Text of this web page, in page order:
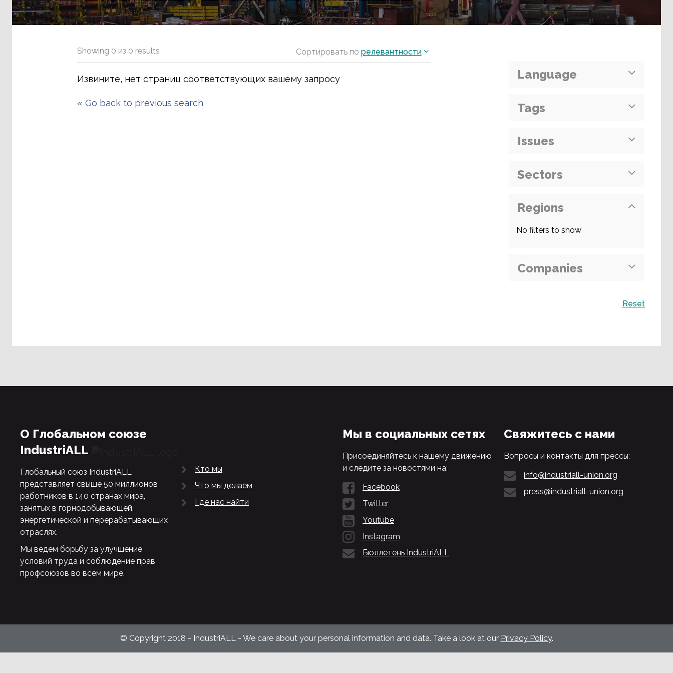
Showing 0 из 0 results Сортировать по релевантности
Извините, нет страниц соответствующих вашему запросу
«Go back to previous search
Language
Tags
Issues
Sectors
Regions
No filters to show
Companies
Reset
О Глобальном союзе
IndustriALL
Глобальный союз IndustriALL
представляет свыше 50 миллионов
работников в 140 странах мира,
занятых в горнодобывающей,
энергетической и перерабатывающих
отраслях.
Мы ведем борьбу за улучшение
условий труда и соблюдение прав
профсоюзов во всем мире.
Кто мы
Что мы делаем
Где нас найти
Мы в социальных сетях
Присоединяйтесь к нашему движению
и следите за новостями на:
Facebook
Twitter
Youtube
Instagram
Бюллетень IndustriALL
Свяжитесь с нами
Вопросы и контакты для прессы:
info@industriall-union.org
press@industriall-union.org
© Copyright 2018 - IndustriALL - We care about your personal information and data. Take a look at our Privacy Policy.